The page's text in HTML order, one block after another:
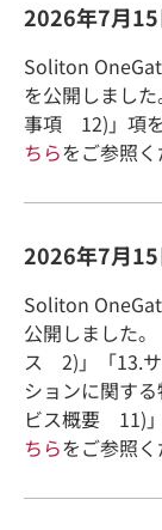
2026年7月15
Soliton
を公開しまし
事項 12)」項
ちらをご参照く
2026年7月15
Soliton
公開しました
ス 2)」「13.サ
ションに関す
ビス概要 11)
ちらをご参照く